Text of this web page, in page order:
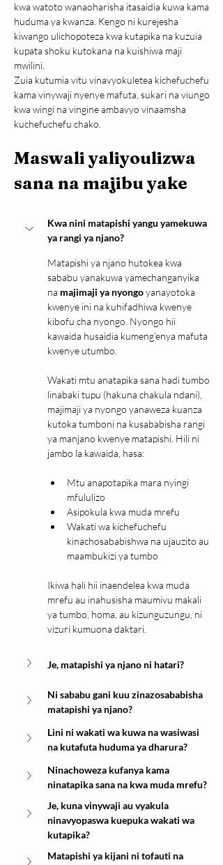
kwa watoto wanaoharisha itasaidia kuwa kama
huduma ya kwanza. Kengo ni kurejesha
kiwango ulichopoteza kwa kutapika na kuzuia
kupata shoku kutokana na kuishiwa maji
mwilini.
Zuia kutumia vitu vinavyokuletea kichefuchefu
kama vinywaji nyenye mafuta, sukari na viungo
kwa wingi na vingine ambavyo vinaamsha
kuchefuchefu chako.
Maswali yaliyoulizwa
sana na majibu yake
Kwa nini matapishi yangu yamekuwa
ya rangi ya njano?
Matapishi ya njano hutokea kwa
sababu yanakuwa yamechanganyika
na majimaji ya nyongo yanayotoka
kwenye ini na kuhifadhiwa kwenye
kibofu cha nyongo. Nyongo hii
kawaida husaidia kumeng’enya mafuta
kwenye utumbo.
Wakati mtu anatapika sana hadi tumbo
linabaki tupu (hakuna chakula ndani),
majimaji ya nyongo yanaweza kuanza
kutoka tumboni na kusababisha rangi
ya manjano kwenye matapishi. Hili ni
jambo la kawaida, hasa:
Mtu anapotapika mara nyingi
mfululizo
Asipokula kwa muda mrefu
Wakati wa kichefuchefu
kinachosababishwa na ujauzito au
maambukizi ya tumbo
Ikiwa hali hii inaendelea kwa muda
mrefu au inahusisha maumivu makali
ya tumbo, homa, au kizunguzungu, ni
vizuri kumuona daktari.
Je, matapishi ya njano ni hatari?
Ni sababu gani kuu zinazosababisha
matapishi ya njano?
Lini ni wakati wa kuwa na wasiwasi
na kutafuta huduma ya dharura?
Ninachoweza kufanya kama
ninatapika sana na kwa muda mrefu?
Je, kuna vinywaji au vyakula
ninavyopaswa kuepuka wakati wa
kutapika?
Matapishi ya kijani ni tofauti na